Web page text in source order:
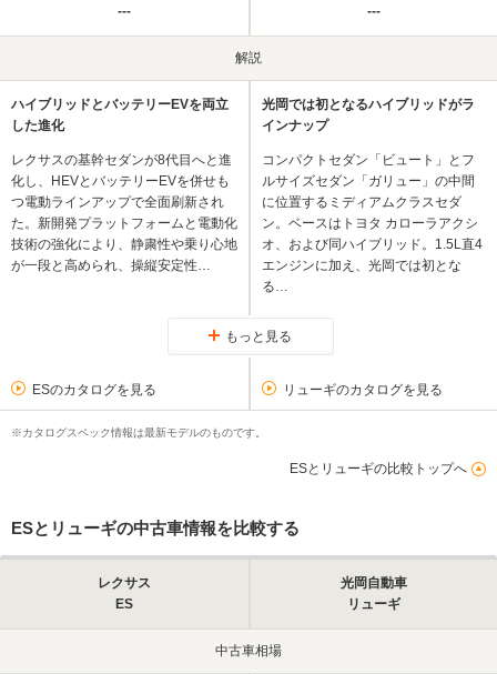
--- ---
解説
ハイブリッドとバッテリーEVを両立
した進化
レクサスの基幹セダンが8代目へと進
化し、HEVとバッテリーEVを併せも
つ電動ラインアップで全面刷新され
た。新開発プラットフォームと電動化
技術の強化により、静粛性や乗り心地
が一段と高められ、操縦安定性…
光岡では初となるハイブリッドがラ
インナップ
コンパクトセダン「ビュート」とフ
ルサイズセダン「ガリュー」の中間
に位置するミディアムクラスセダ
ン。ベースはトヨタ カローラアクシ
オ、および同ハイブリッド。1.5L直4
エンジンに加え、光岡では初とな
る…
もっと見る
ESのカタログを見る リューギのカタログを見る
※カタログスペック情報は最新モデルのものです。
ESとリューギの比較トップへ
ESとリューギの中古車情報を比較する
レクサス
ES
光岡自動車
リューギ
中古車相場